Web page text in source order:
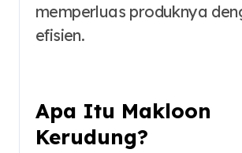
memperluas produknya
efisien.
Apa Itu Makloon
Kerudung?